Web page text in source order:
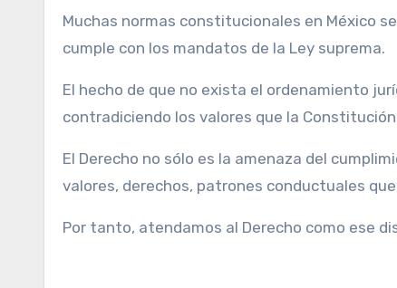
Muchas normas constitucionales en México
cumple con los mandatos de la Ley suprema.
El hecho de que no exista el ordenamiento
contradiciendo los valores que la
El Derecho no sólo es la amenaza del
valores, derechos, patrones conductuales
Por tanto, atendamos al Derecho como ese